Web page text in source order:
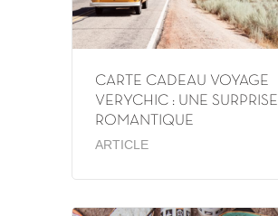
CARTE CADEAU VOYAGE
VERYCHIC : UNE SURPRISE
ROMANTIQUE
ARTICLE